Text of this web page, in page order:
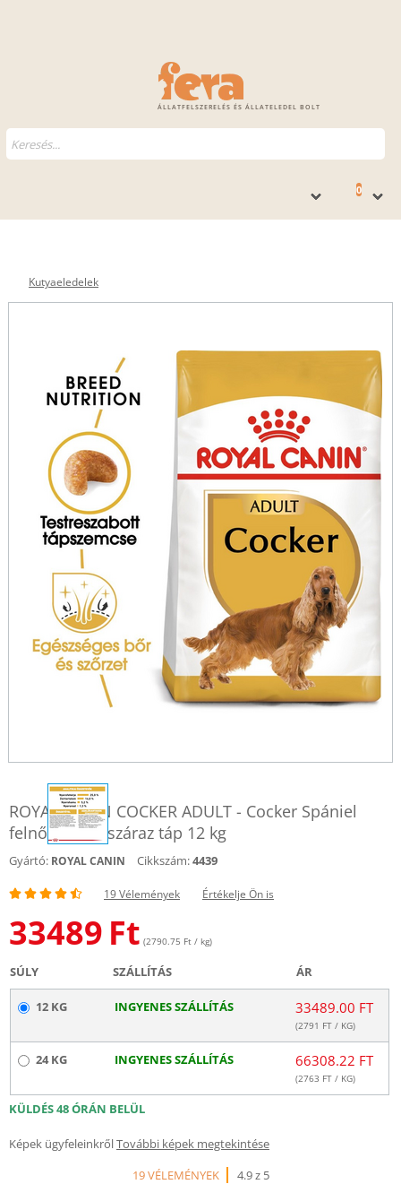
ÁLLATFELSZERELÉS ÉS ÁLLATELEDEL BOLT
0
Kutyaeledelek
ROYAL CANIN COCKER ADULT - Cocker Spániel
felnőtt kutya száraz táp 12 kg
Gyártó: ROYAL CANIN Cikkszám:4439
19 Vélemények Értékelje Ön is
33489 Ft (2790.75 Ft / kg)
SÚLY SZÁLLÍTÁS ÁR
12 KG INGYENES SZÁLLÍTÁS 33489.00 FT
(2791 FT / KG)
24 KG INGYENES SZÁLLÍTÁS 66308.22 FT
(2763 FT / KG)
KÜLDÉS 48 ÓRÁN BELÜL
Képek ügyfeleinkrőlTovábbi képek megtekintése
19 VÉLEMÉNYEK
4.9 z 5